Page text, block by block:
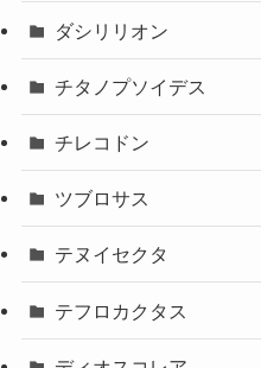
ダシリリオン
チタノプソイデス
チレコドン
ツブロサス
テヌイセクタ
テフロカクタス